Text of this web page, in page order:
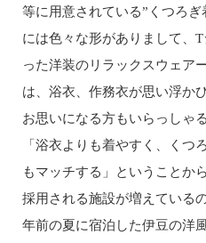
等に用意されている”くつろ
には色々な形がありまして、
った洋装のリラックスウェア
は、浴衣、作務衣が思い浮か
お思いになる方もいらっしゃ
「浴衣よりも着やすく、くつ
もマッチする」ということか
採用される施設が増えている
年前の夏に宿泊した伊豆の洋